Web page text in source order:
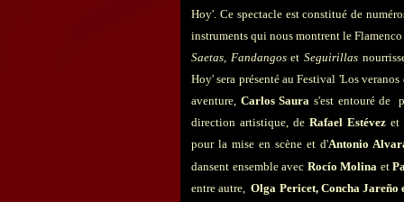
Hoy'. Ce spectacle est constitué de
instruments qui nous montrent le
Saetas, FandangosetSeguirillas
Hoy' sera présenté au Festival 'Los
aventure, Carlos Saura s'est entouré de
direction artistique, deRafael Estévez et
pour la mise en scène et d'Antonio
dansent ensemble avec Rocío Molina et
entre autre,Olga Pericet, Concha